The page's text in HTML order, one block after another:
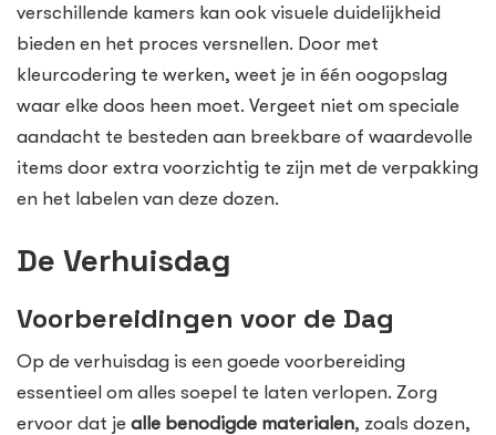
verschillende kamers kan ook visuele duidelijkheid
bieden en het proces versnellen. Door met
kleurcodering te werken, weet je in één oogopslag
waar elke doos heen moet. Vergeet niet om speciale
aandacht te besteden aan breekbare of waardevolle
items door extra voorzichtig te zijn met de verpakking
en het labelen van deze dozen.
De Verhuisdag
Voorbereidingen voor de Dag
Op de verhuisdag is een goede voorbereiding
essentieel om alles soepel te laten verlopen. Zorg
ervoor dat je alle benodigde materialen, zoals dozen,